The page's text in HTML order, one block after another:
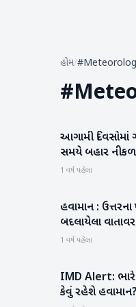
હોમ/
#
બનાસકાંઠા
આગામી દિવસોમાં
સમયે બહાર
1 વર્ષ પહેલા
બનાસકાંઠા
હવામાન : ઉત્તરના
બદલાયેલા
1 વર્ષ પહેલા
રાષ્ટ્રીય
IMD Alert: ભારે
કેવું રહેશે હવામાન?